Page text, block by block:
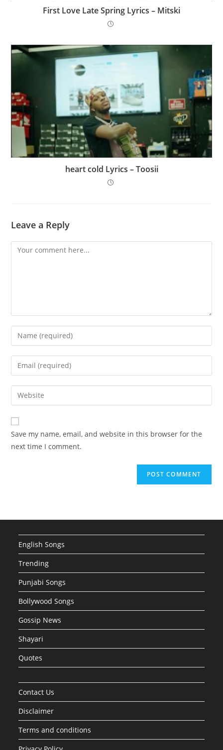
First Love Late Spring Lyrics – Mitski
​heart cold Lyrics – Toosii
Leave a Reply
Comment
Enter
your
name
comment
Enter
your
email
address
comment
Enter
your
website
URL
(optional)
Save my name, email, and website in this browser for the
next time I comment.
English Songs
Trending
Punjabi Songs
Bollywood Songs
Gossip News
Shayari
Quotes
Contact Us
Disclaimer
Terms and conditions